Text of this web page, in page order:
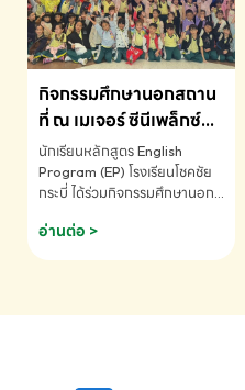
กิจกรรมศึกษานอกสถาน
ที่ ณ เมเจอร์ ซีนีเพล็กซ์
ระดับประถมศึกษา (EP.1-
6)
นักเรียนหลักสูตร English
Program (EP) โรงเรียนโชคชัย
กระบี่ ได้ร่วมกิจกรรมศึกษานอก
ชมภาพยนตร์ Toy Story 5
(Soundtrack)เพื่อเสริมทักษะ
ภาษา ผ่านประสบการณ์การเรียนรู้
อ่านต่อ >